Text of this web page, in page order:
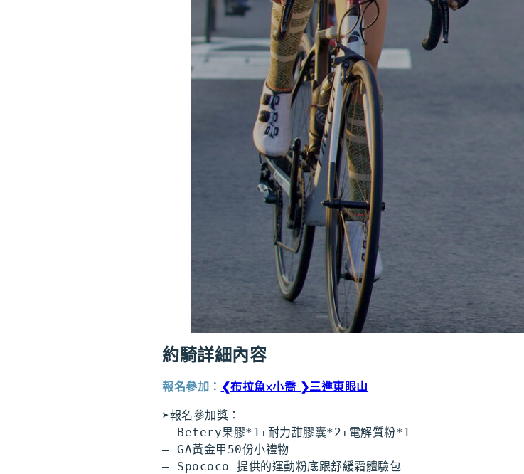
約騎詳細內容
報名參加： ❮布拉魚x小喬 ❯三進東眼山
➤報名參加獎：
– Betery果膠*1+耐力甜膠囊*2+電解質粉*1
– GA黃金甲50份小禮物
– Spococo 提供的運動粉底跟舒緩霜體驗包